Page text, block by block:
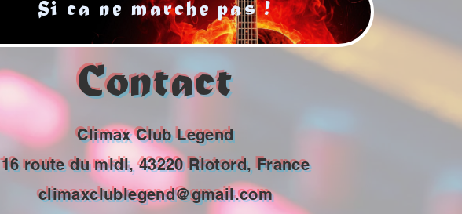
Si ca ne marche pas !
Contact
Climax Club Legend
16 route du midi, 43220 Riotord, France
climaxclublegend@gmail.com